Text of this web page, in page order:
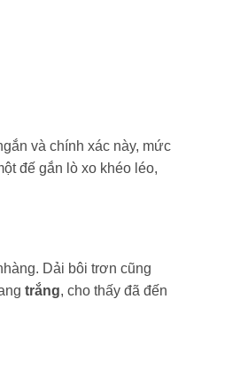
và chính xác này, mức
đế gắn lò xo khéo léo,
Dải bôi trơn cũng
trắng, cho thấy đã đến